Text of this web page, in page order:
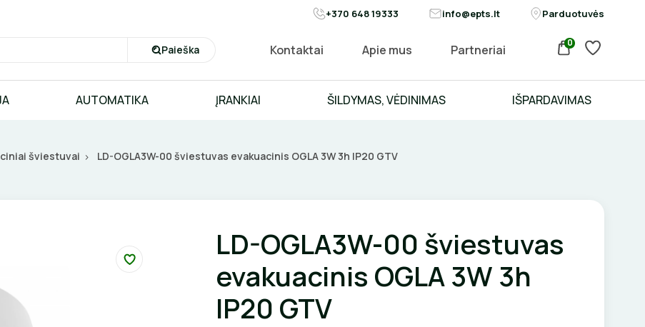
+370 648 19333 info@epts.lt Parduotuvės
Paieška Kontaktai Apie mus Partneriai 0
AUTOMATIKA ĮRANKIAI ŠILDYMAS, VĖDINIMAS IŠPARDAVIMAS
šviestuvai LD-OGLA3W-00 šviestuvas evakuacinis OGLA 3W 3h IP20 GTV
LD-OGLA3W-00 šviestuvas
evakuacinis OGLA 3W 3h
IP20 GTV